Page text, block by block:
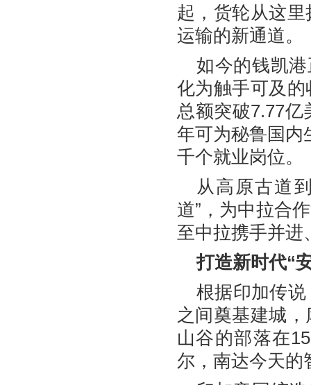
起，货轮从这
运输的新通道。
如今的钱凯
化为触手可及
总额突破7.77
年可为秘鲁国内
千个就业岗位。
从高原古道
道”，为中拉合
至中拉携手并进
打造新时代“
根据印加传说
之间奠基建城
山谷的部落在
尔，南达今天的